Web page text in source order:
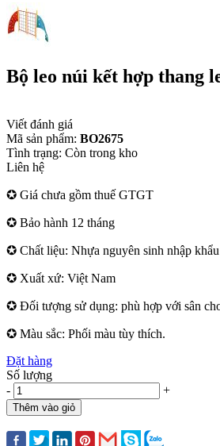
Bộ leo núi kết hợp thang
Viết đánh giá
Mã sản phẩm: BO2675
Tình trạng: Còn trong kho
Liên hệ
✪ Giá chưa gồm thuế GTGT
✪ Bảo hành 12 tháng
✪ Chất liệu: Nhựa nguyên sinh nhập khẩu
✪ Xuất xứ: Việt Nam
✪ Đối tượng sử dụng: phù hợp với sân
✪ Màu sắc: Phối màu tùy thích.
Đặt hàng
Số lượng
-
+
Thêm vào giỏ